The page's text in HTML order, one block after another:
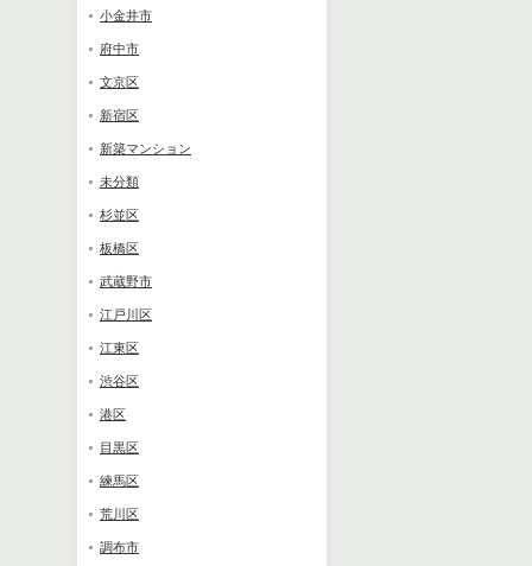
小金井市
府中市
文京区
新宿区
新築マンション
未分類
杉並区
板橋区
武蔵野市
江戸川区
江東区
渋谷区
港区
目黒区
練馬区
荒川区
調布市